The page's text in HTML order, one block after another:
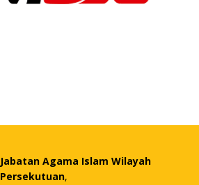
Jabatan Agama Islam Wilayah
Persekutuan,